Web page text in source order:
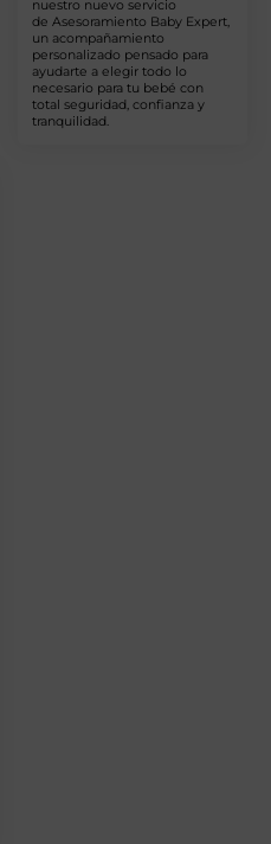
nuestro nuevo servicio
de Asesoramiento Baby Expert,
un acompañamiento
personalizado pensado para
ayudarte a elegir todo lo
necesario para tu bebé con
total seguridad, confianza y
tranquilidad.